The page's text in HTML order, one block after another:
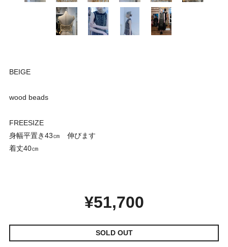
BEIGE
wood beads
FREESIZE
身幅平置き43㎝ 伸びます
着丈40㎝
¥51,700
SOLD OUT